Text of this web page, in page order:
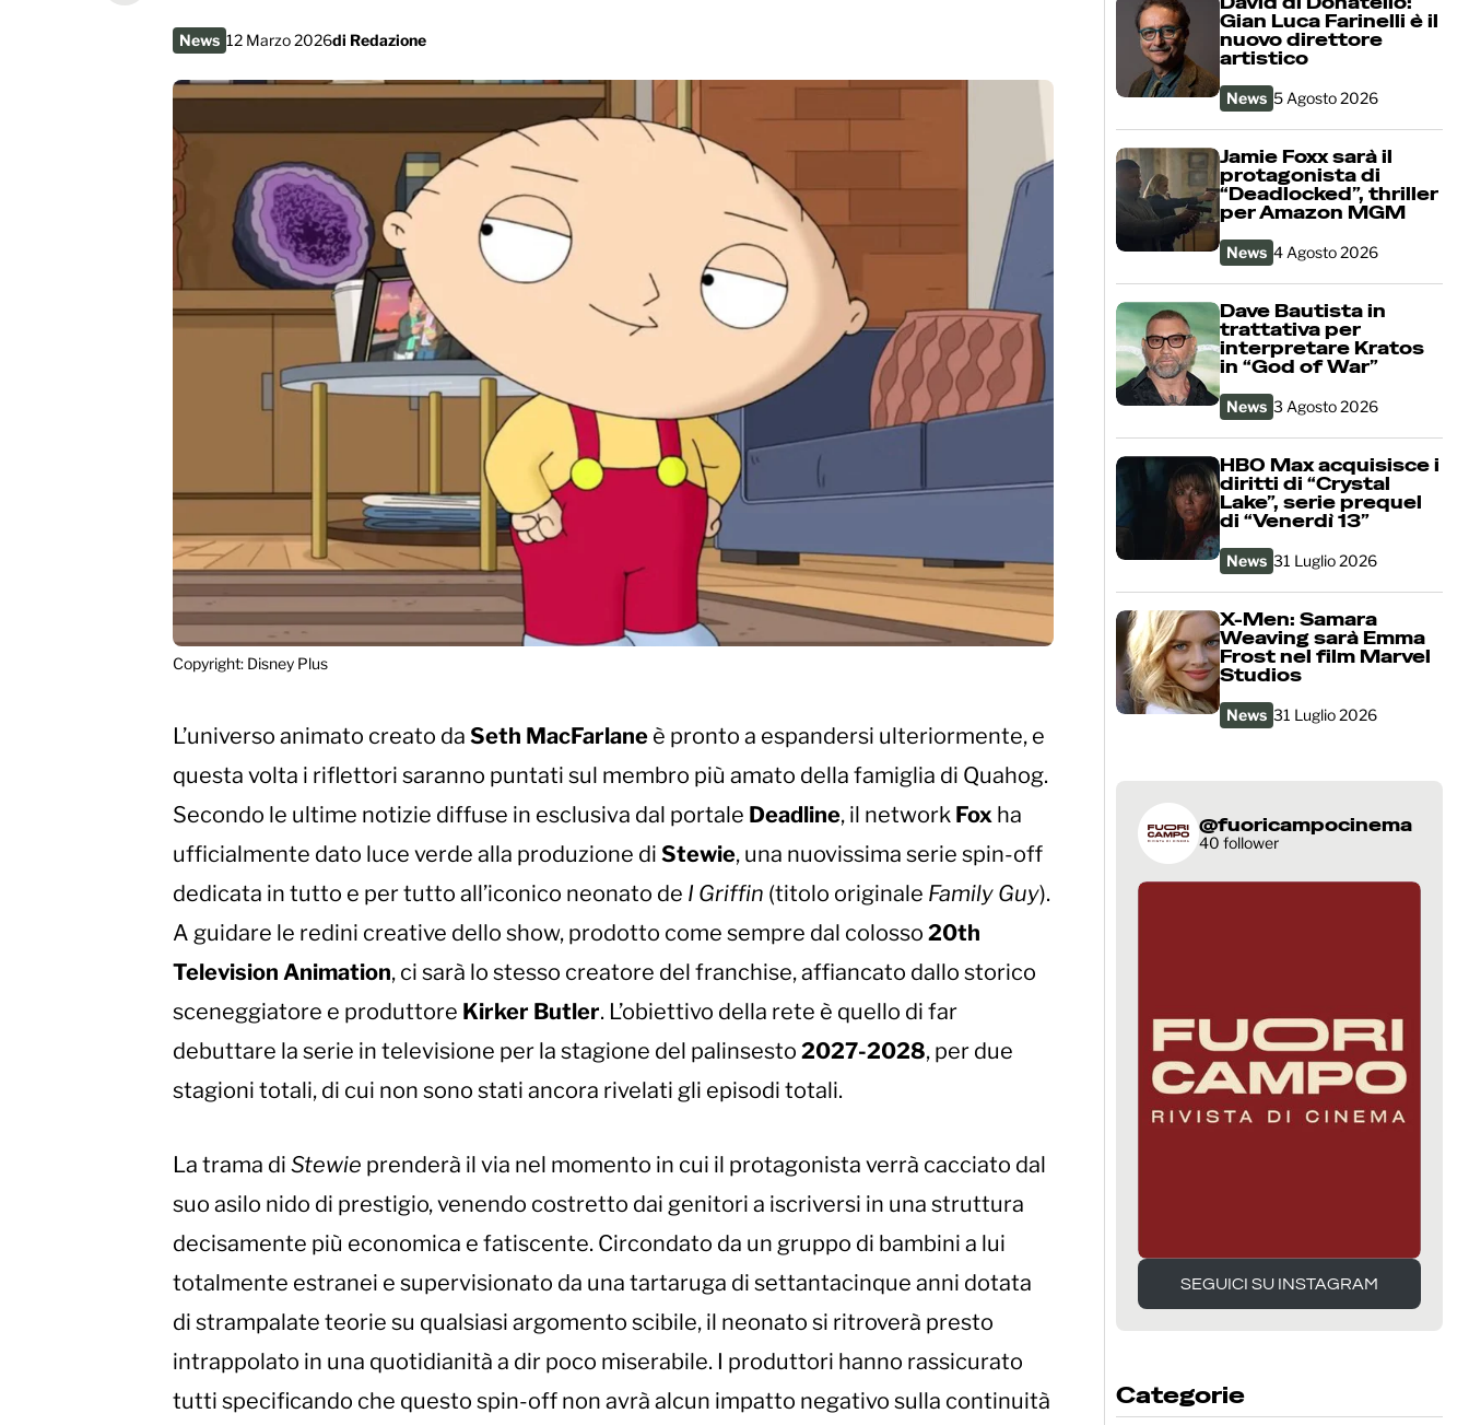
News 12 Marzo 2026di Redazione
Copyright: Disney Plus
L’universo animato creato da Seth MacFarlane è pronto a espandersi ulteriormente, e
questa volta i riflettori saranno puntati sul membro più amato della famiglia di Quahog.
Secondo le ultime notizie diffuse in esclusiva dal portale Deadline, il network Fox ha
ufficialmente dato luce verde alla produzione di Stewie, una nuovissima serie spin-off
dedicata in tutto e per tutto all’iconico neonato de I Griffin (titolo originale Family Guy).
A guidare le redini creative dello show, prodotto come sempre dal colosso 20th
Television Animation, ci sarà lo stesso creatore del franchise, affiancato dallo storico
sceneggiatore e produttore Kirker Butler. L’obiettivo della rete è quello di far
debuttare la serie in televisione per la stagione del palinsesto 2027-2028, per due
stagioni totali, di cui non sono stati ancora rivelati gli episodi totali.
La trama di Stewie prenderà il via nel momento in cui il protagonista verrà cacciato dal
suo asilo nido di prestigio, venendo costretto dai genitori a iscriversi in una struttura
decisamente più economica e fatiscente. Circondato da un gruppo di bambini a lui
totalmente estranei e supervisionato da una tartaruga di settantacinque anni dotata
di strampalate teorie su qualsiasi argomento scibile, il neonato si ritroverà presto
intrappolato in una quotidianità a dir poco miserabile. I produttori hanno rassicurato
tutti specificando che questo spin-off non avrà alcun impatto negativo sulla continuità
Gian Luca Farinelli è il
nuovo direttore
artistico
News 5 Agosto 2026
Jamie Foxx sarà il
protagonista di
“Deadlocked”, thriller
per Amazon MGM
News 4 Agosto 2026
Dave Bautista in
trattativa per
interpretare Kratos
in “God of War”
News 3 Agosto 2026
HBO Max acquisisce i
diritti di “Crystal
Lake”, serie prequel
di “Venerdì 13”
News 31 Luglio 2026
X-Men: Samara
Weaving sarà Emma
Frost nel film Marvel
Studios
News 31 Luglio 2026
@fuoricampocinema
40 follower
SEGUICI SU INSTAGRAM
SEGUICI SU INSTAGRAM
Categorie